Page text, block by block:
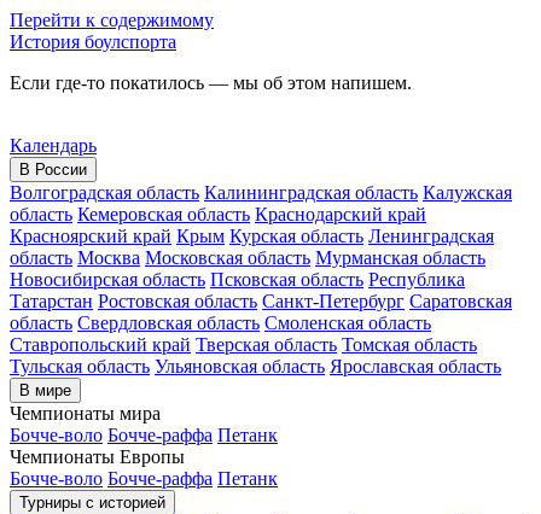
Перейти к содержимому
История боулспорта
Если где-то покатилось — мы об этом напишем.
Календарь
В России
Волгоградская область Калининградская область Калужская
область Кемеровская область Краснодарский край
Красноярский край Крым Курская область Ленинградская
область Москва Московская область Мурманская область
Новосибирская область Псковская область Республика
Татарстан Ростовская область Санкт-Петербург Саратовская
область Свердловская область Смоленская область
Ставропольский край Тверская область Томская область
Тульская область Ульяновская область Ярославская область
В мире
Чемпионаты мира
Бочче-воло Бочче-раффа Петанк
Чемпионаты Европы
Бочче-воло Бочче-раффа Петанк
Турниры с историей